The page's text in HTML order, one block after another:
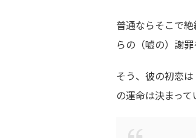
普通ならそこで
らの（嘘の）謝罪
そう、彼の初恋
の運命は決まって